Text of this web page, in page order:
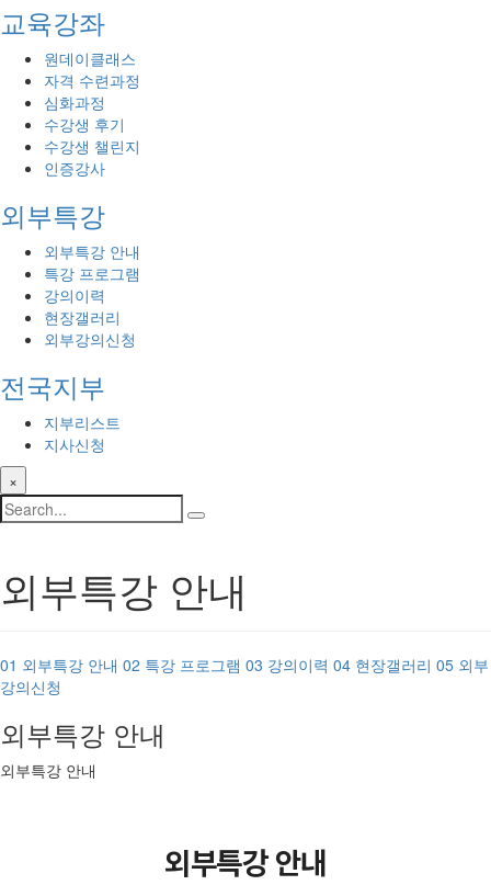
교육강좌
원데이클래스
자격 수련과정
심화과정
수강생 후기
수강생 챌린지
인증강사
외부특강
외부특강 안내
특강 프로그램
강의이력
현장갤러리
외부강의신청
전국지부
지부리스트
지사신청
×
외부특강 안내
01 외부특강 안내 02 특강 프로그램 03 강의이력 04 현장갤러리 05 외부
강의신청
외부특강 안내
외부특강 안내
외부특강 안내